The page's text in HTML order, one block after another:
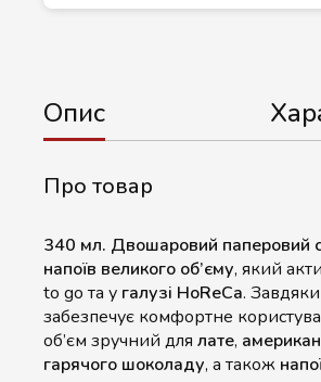
Опис
Про товар
340 мл. Двошаровий паперовий
напоїв великого об’єму, який
to go та у галузі HoReCa.
забезпечує комфортне
об’єм зручний для лате,
гарячого шоколаду, а також